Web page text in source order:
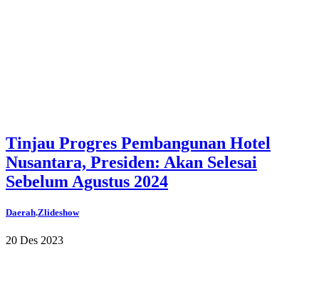
Tinjau Progres Pembangunan Hotel
Nusantara, Presiden: Akan Selesai
Sebelum Agustus 2024
Daerah.Zlideshow
20 Des 2023